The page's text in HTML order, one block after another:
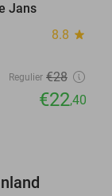
Jans
8.8 star
Regulier €28
€22,40